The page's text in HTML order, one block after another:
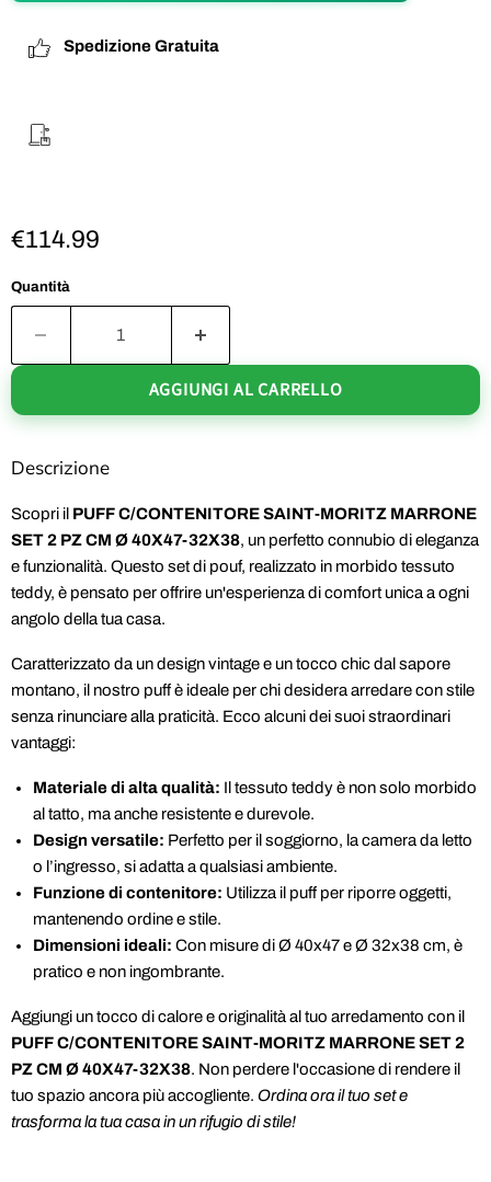
Spedizione Gratuita
€114.99
Quantità
AGGIUNGI AL CARRELLO
Descrizione
Scopri il PUFF C/CONTENITORE SAINT-MORITZ MARRONE
SET 2 PZ CM Ø 40X47-32X38, un perfetto connubio di eleganza
e funzionalità. Questo set di pouf, realizzato in morbido tessuto
teddy, è pensato per offrire un'esperienza di comfort unica a ogni
angolo della tua casa.
Caratterizzato da un design vintage e un tocco chic dal sapore
montano, il nostro puff è ideale per chi desidera arredare con stile
senza rinunciare alla praticità. Ecco alcuni dei suoi straordinari
vantaggi:
Materiale di alta qualità: Il tessuto teddy è non solo morbido
al tatto, ma anche resistente e durevole.
Design versatile: Perfetto per il soggiorno, la camera da letto
o l’ingresso, si adatta a qualsiasi ambiente.
Funzione di contenitore: Utilizza il puff per riporre oggetti,
mantenendo ordine e stile.
Dimensioni ideali: Con misure di Ø 40x47 e Ø 32x38 cm, è
pratico e non ingombrante.
Aggiungi un tocco di calore e originalità al tuo arredamento con il
PUFF C/CONTENITORE SAINT-MORITZ MARRONE SET 2
PZ CM Ø 40X47-32X38. Non perdere l'occasione di rendere il
tuo spazio ancora più accogliente. Ordina ora il tuo set e
trasforma la tua casa in un rifugio di stile!